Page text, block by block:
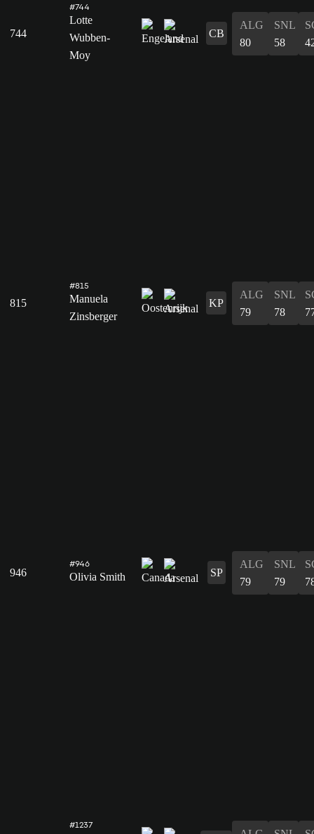
744
#744
Lotte
Wubben-
Moy
CB
ALG
80
SNL
58
815
#815
Manuela
Zinsberger
KP
ALG
79
SNL
78
946
#946
Olivia Smith SP
ALG
79
SNL
79
#1237